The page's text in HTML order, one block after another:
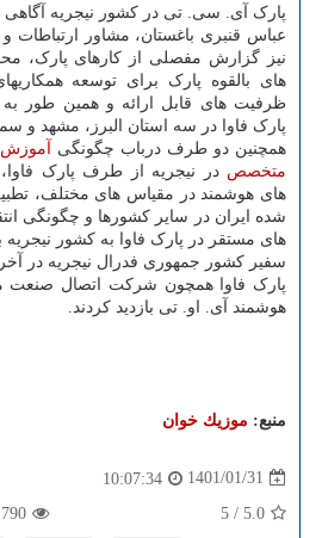
پارک آی. سی. تی در کشور نیجریه آگاهی
عباس قنبری باغستان، مشاور ارتباطات و
نیز گزارش مفصلی از کارهای پارک،
های بالقوه پارک برای توسعه
ظرفیت های قابل ارائه و همین طور
پارک فاوا در سه استان البرز، مشهد و
همچنین دو طرف درباب چگونگی
آموزش
متخصص در نیجریه از طرف پارک فاوا،
های هوشمند در مقیاس های مختلف،
شده ایران در سایر کشورها و چگونگی
های مستقر در پارک فاوا به کشور نیجریه
سفیر کشور جمهوری فدرال نیجریه در
پارک فاوا همچون شرکت اتصال صنعت
هوشمند آی. او. تی بازدید کردند.
منبع: موزیك خوان
1401/01/31
10:07:34
5.0
/
5
790